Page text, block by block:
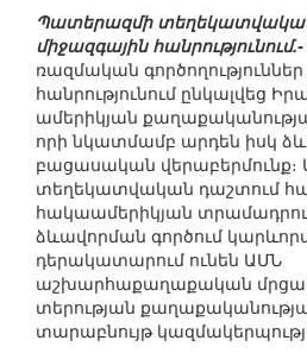
Պատերազմի տեղեկատվական
միջազգային հանրությունում.-
ռազմական
հանրությունում ընկալվեց
ամերիկյան
որի նկատմամբ արդեն իսկ
բացասական վերաբերմունք։
տեղեկատվական դաշտում
հակաամերիկյան
ձևավորման գործում
դերակատարում ունեն ԱՄՆ
աշխարհաքաղաքական
տերության
տարաբնույթ